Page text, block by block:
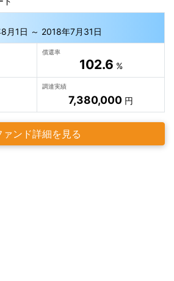
月1日 ～ 2018年7月31日
償還率
102.6 %
調達実績
7,380,000 円
ァンド詳細を見る